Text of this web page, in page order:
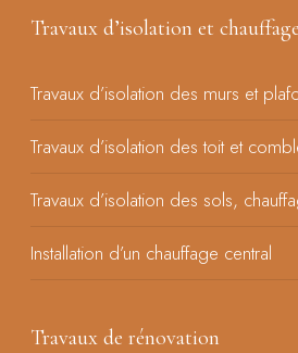
Travaux d’isolation et chauffage
Travaux d’isolation des murs et
Travaux d’isolation des toit et
Travaux d’isolation des sols,
Installation d’un chauffage central
Travaux de rénovation